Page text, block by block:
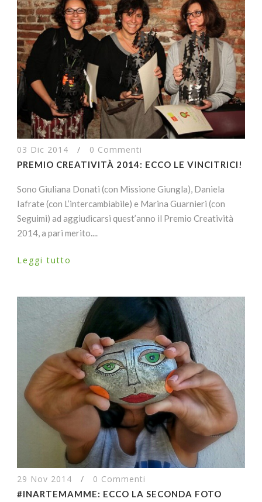
03 Dic 2014 / 0 Commenti
PREMIO CREATIVITÀ 2014: ECCO LE VINCITRICI!
Sono Giuliana Donati (con Missione Giungla), Daniela
Iafrate (con L’intercambiabile) e Marina Guarnieri (con
Seguimi) ad aggiudicarsi quest’anno il Premio Creatività
2014, a pari merito....
Leggi tutto
29 Nov 2014 / 0 Commenti
#INARTEMAMME: ECCO LA SECONDA FOTO